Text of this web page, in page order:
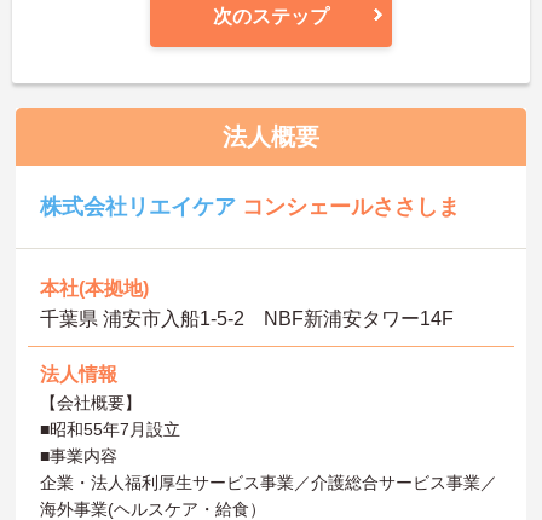
次のステップ
法人概要
株式会社リエイケア コンシェールささしま
本社(本拠地)
千葉県 浦安市入船1-5-2 NBF新浦安タワー14F
法人情報
【会社概要】
■昭和55年7月設立
■事業内容
企業・法人福利厚生サービス事業／介護総合サービス事業／
海外事業(ヘルスケア・給食）